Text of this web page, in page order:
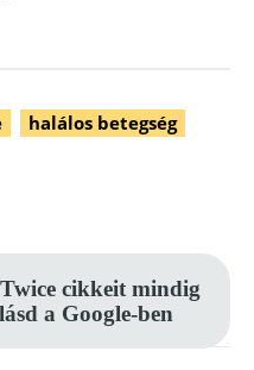
halálos betegség
cikkeit mindig
a Google-ben